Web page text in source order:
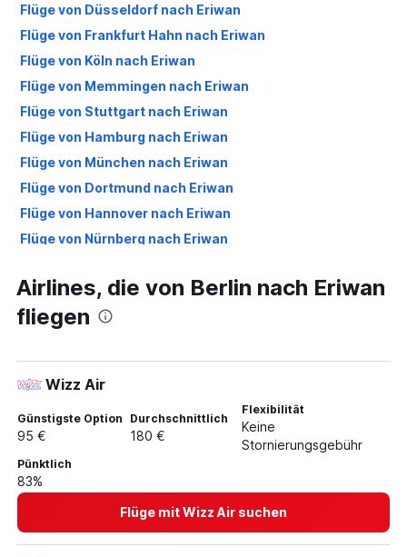
Flüge von Düsseldorf nach Eriwan
Flüge von Frankfurt Hahn nach Eriwan
Flüge von Köln nach Eriwan
Flüge von Memmingen nach Eriwan
Flüge von Stuttgart nach Eriwan
Flüge von Hamburg nach Eriwan
Flüge von München nach Eriwan
Flüge von Dortmund nach Eriwan
Flüge von Hannover nach Eriwan
Flüge von Nürnberg nach Eriwan
Flüge von Dresden nach Eriwan
Flüge von Leipzig nach Eriwan
Flüge von Friedrichshafen nach Eriwan
Airlines, die von Berlin nach Eriwan
fliegen
Wizz Air
Günstigste Option
95 €
Durchschnittlich
180 €
Flexibilität
Keine
Stornierungsgebühr
Pünktlich
83%
Flüge mit Wizz Air suchen